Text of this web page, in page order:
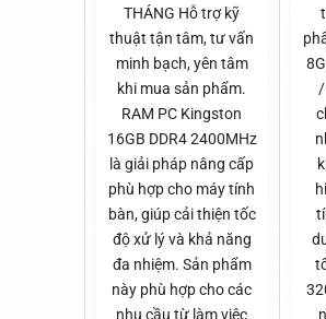
THÁNG Hỗ trợ kỹ
thuật tận tâm, tư vấn
minh bạch, yên tâm
khi mua sản phẩm.
RAM PC Kingston
16GB DDR4 2400MHz
là giải pháp nâng cấp
phù hợp cho máy tính
bàn, giúp cải thiện tốc
độ xử lý và khả năng
đa nhiệm. Sản phẩm
này phù hợp cho các
/